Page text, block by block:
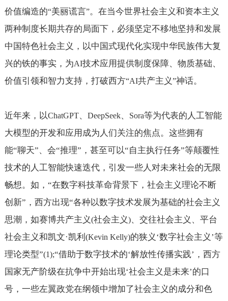
价值编造的“美丽谎言”。在当今世界社会主义和资本主义
两种制度长期共存的局面下，必须坚定不移地坚持和发展
中国特色社会主义，以中国式现代化实现中华民族伟大复
兴的铁的事实，为AI技术应用提供制度保障、物质基础、
价值引领和智力支持，打破西方“AI共产主义”神话。
近年来，以ChatGPT、 DeepSeek、 Sora等为代表的人工智能
大模型的开发和应用成为人们关注的焦点。这些拥有
能“聊天”、会“推理”，甚至可以“自主执行任务”等颠覆性
技术的人工智能快速迭代，引发一些人对未来社会的无限
畅想。如，“在数字科技革命背景下，社会主义理论不断
创新”，西方出现“各种以数字技术发展为基础的社会主义
思潮，如赛博共产主义(社会主义)、交往社会主义、平台
社会主义和凯文·凯利 (Kevin Kelly)的狭义‘数字社会主义’等
理论类型”(1);“借助于数字技术的‘解放性传播实践’，西方
国家无产阶级在抗争中开始出现‘社会主义是未来’的口
号，一些左翼政党在纲领中增加了社会主义的成分和色